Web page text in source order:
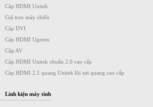
Cáp HDMI Unitek
Giá treo máy chiếu
Cáp DVI
Cáp HDMI Ugreen
Cáp AV
Cáp HDMI Unitek chuẩn 2.0 cao cấp
Cáp HDMI 2.1 quang Unitek lõi sợi quang cao cấp
Linh kiện máy tính